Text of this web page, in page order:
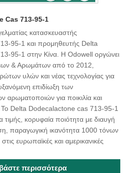
Cas 713-95-1
κατασκευαστής
95-1 και προμηθευτής Delta
95-1 στην Κίνα. Η Odowell οργώνει
& Αρωμάτων από το 2012,
υλών και νέας τεχνολογίας για
επιδίωξη των
αρωματοποιών για ποικιλία και
Το Delta Dodecalactone cas 713-95-1
τιμής, κορυφαία ποιότητα με διαυγή
παραγωγική ικανότητα 1000 τόνων
ευρωπαϊκές και αμερικανικές
περισσότερα